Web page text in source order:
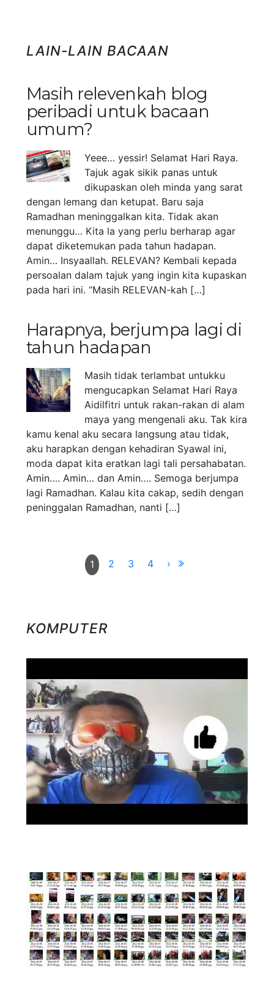
LAIN-LAIN BACAAN
Masih relevenkah blog
peribadi untuk bacaan
umum?
Yeee… yessir! Selamat Hari Raya.
Tajuk agak sikik panas untuk
dikupaskan oleh minda yang sarat
dengan lemang dan ketupat. Baru saja
Ramadhan meninggalkan kita. Tidak akan
menunggu… Kita la yang perlu berharap agar
dapat diketemukan pada tahun hadapan.
Amin… Insyaallah. RELEVAN? Kembali kepada
persoalan dalam tajuk yang ingin kita kupaskan
pada hari ini. “Masih RELEVAN-kah […]
Harapnya, berjumpa lagi di
tahun hadapan
Masih tidak terlambat untukku
mengucapkan Selamat Hari Raya
Aidilfitri untuk rakan-rakan di alam
maya yang mengenali aku. Tak kira
kamu kenal aku secara langsung atau tidak,
aku harapkan dengan kehadiran Syawal ini,
moda dapat kita eratkan lagi tali persahabatan.
Amin…. Amin… dan Amin…. Semoga berjumpa
lagi Ramadhan. Kalau kita cakap, sedih dengan
peninggalan Ramadhan, nanti […]
1 2 3 4 ›
KOMPUTER